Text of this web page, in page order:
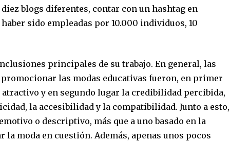
blogs diferentes, contar con un hashtag en
sido empleadas por 10.000 individuos, 10
principales de su trabajo. En general, las
las modas educativas fueron, en primer
y en segundo lugar la credibilidad percibida,
la accesibilidad y la compatibilidad. Junto a esto,
o descriptivo, más que a uno basado en la
moda en cuestión. Además, apenas unos pocos